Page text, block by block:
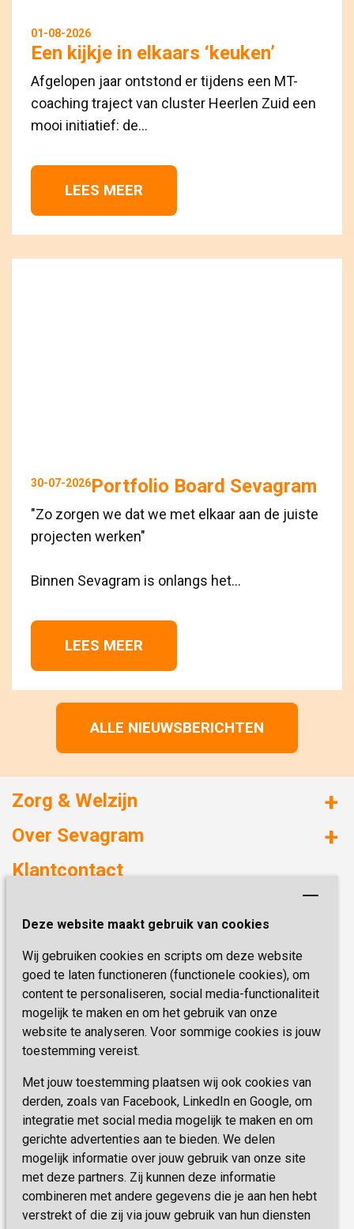
Deze website maakt gebruik van cookies
Wij gebruiken cookies en scripts om deze website
goed te laten functioneren (functionele cookies), om
content te personaliseren, social media-functionaliteit
mogelijk te maken en om het gebruik van onze
website te analyseren. Voor sommige cookies is jouw
toestemming vereist.
Met jouw toestemming plaatsen wij ook cookies van
derden, zoals van Facebook, LinkedIn en Google, om
integratie met social media mogelijk te maken en om
gerichte advertenties aan te bieden. We delen
mogelijk informatie over jouw gebruik van onze site
met deze partners. Zij kunnen deze informatie
combineren met andere gegevens die je aan hen hebt
verstrekt of die zij via jouw gebruik van hun diensten
01-08-2026
Een kijkje in elkaars ‘keuken’
Afgelopen jaar ontstond er tijdens een MT-
coaching traject van cluster Heerlen Zuid een
mooi initiatief: de...
LEES MEER
30-07-2026Portfolio Board Sevagram
"Zo zorgen we dat we met elkaar aan de juiste
projecten werken"
Binnen Sevagram is onlangs het...
LEES MEER
ALLE NIEUWSBERICHTEN
Zorg & Welzijn
Huizen met zorg
Onze specialiteiten
Over Sevagram
Duurzaamheid
Kwaliteit & Klantbeleving
Missie & Visie
Vastgoed
Innovatie
Klantcontact
6419 PB Heerlen
Telefoon:0900 777 4 777
E-mail:zorgbemiddeling@sevagram.nl
Schrijf je nu in!
Blijf op de hoogte van de laatste activiteiten en
nieuwtjes met onze nieuwsbrief
INSCHRIJVEN